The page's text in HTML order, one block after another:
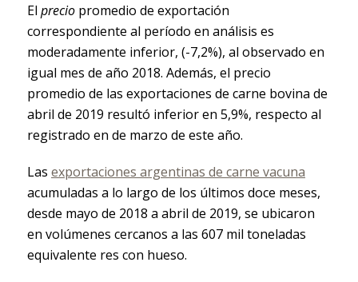
El preciopromedio de exportación
correspondiente al período en análisis es
moderadamente inferior, (-7,2%), al observado en
igual mes de año 2018. Además, el precio
promedio de las exportaciones de carne bovina de
abril de 2019 resultó inferior en 5,9%, respecto al
registrado en de marzo de este año.
Las exportaciones argentinas de carne vacuna
acumuladas a lo largo de los últimos doce meses,
desde mayo de 2018 a abril de 2019, se ubicaron
en volúmenes cercanos a las 607 mil toneladas
equivalente res con hueso.